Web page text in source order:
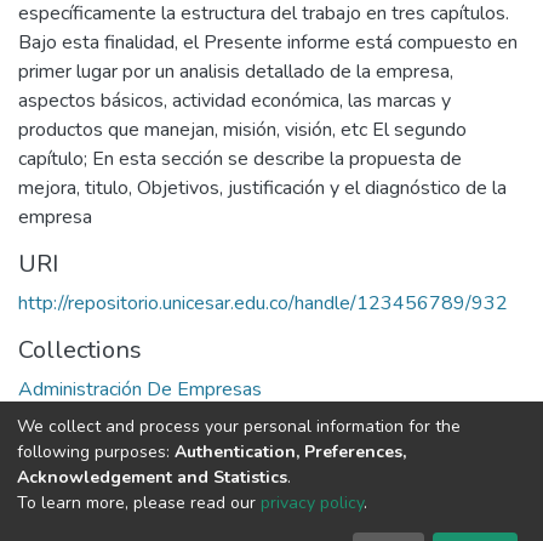
específicamente la estructura del trabajo en tres capítulos.
Bajo esta finalidad, el Presente informe está compuesto en
primer lugar por un analisis detallado de la empresa,
aspectos básicos, actividad económica, las marcas y
productos que manejan, misión, visión, etc El segundo
capítulo; En esta sección se describe la propuesta de
mejora, titulo, Objetivos, justificación y el diagnóstico de la
empresa
URI
http://repositorio.unicesar.edu.co/handle/123456789/932
Collections
Administración De Empresas
Full item page
DSpace software copyright © 2002-2026
We collect and process your personal information for the
following purposes: Authentication, Preferences,
Acknowledgement and Statistics.
To learn more, please read our privacy policy.